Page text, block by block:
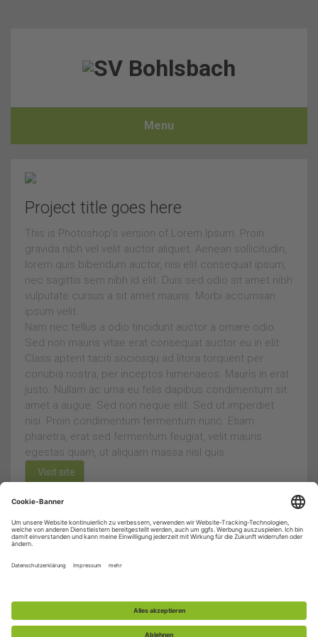
Menu
Project title goes here
This is Photoshop’s version of Lorem Ipsum. Proin
gravida nibh vel velit auctor aliquet. Aenean sollicitudin,
lorem quis bibendum auctor, nisi elit consequat ipsum,
nec sagittis sem nibh id elit. Duis sed odio sit amet nibh
vulputate cursus a sit amet mauris. Morbi accumsan
ipsum velit.
Nam nec tellus a odio tincidunt auctor a ornare odio.
Sed non mauris vitae erat consequat auctor eu in elit.
Class aptent taciti sociosqu ad litora torquent per
conubia nostra, per inceptos himenaeos. Mauris in erat
justo. Nullam ac urna eu felis dapibus condimentum sit
amet a augue. Sed non neque elit. Sed ut imperdiet
nisi. Proin condimentum fermentum nunc. Etiam
pharetra, erat sed fermentum feugiat, velit mauris
egestas quam, ut aliquam massa nisl quis
Visit site
© 2015-2026 Schützenverein Bohlsbach e.V. |